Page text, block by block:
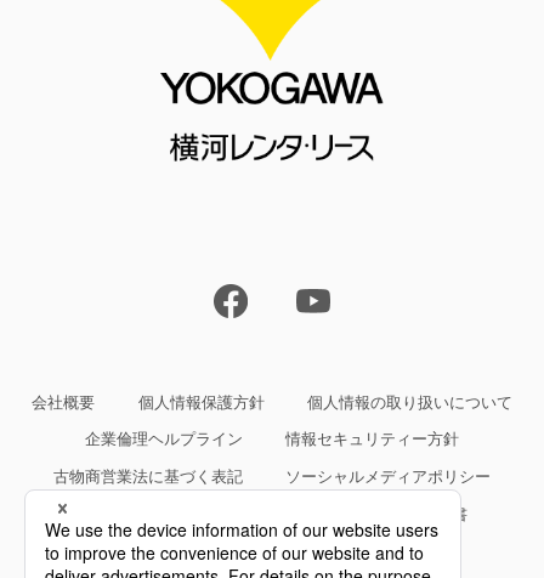
会社概要 個人情報保護方針 個人情報の取り扱いについて
企業倫理ヘルプライン 情報セキュリティー方針
古物商営業法に基づく表記 ソーシャルメディアポリシー
約款・規約等、サービス仕様書